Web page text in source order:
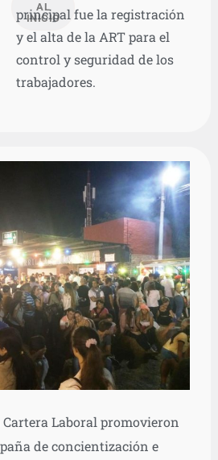
AL
INICIO
principal fue la registración
y el alta de la ART para el
control y seguridad de los
trabajadores.
Laboral promovieron
de concientización e